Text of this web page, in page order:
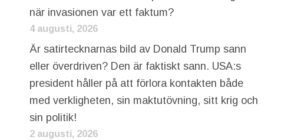
när invasionen var ett faktum?
4 augusti, 2026
Är satirtecknarnas bild av Donald Trump sann
eller överdriven? Den är faktiskt sann. USA:s
president håller på att förlora kontakten både
med verkligheten, sin maktutövning, sitt krig och
sin politik!
2 augusti, 2026